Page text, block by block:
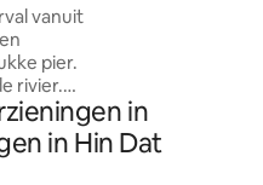
vanuit
pier.
rivier.
Kwai met
Erawan
barbecue
in
in Hin Dat